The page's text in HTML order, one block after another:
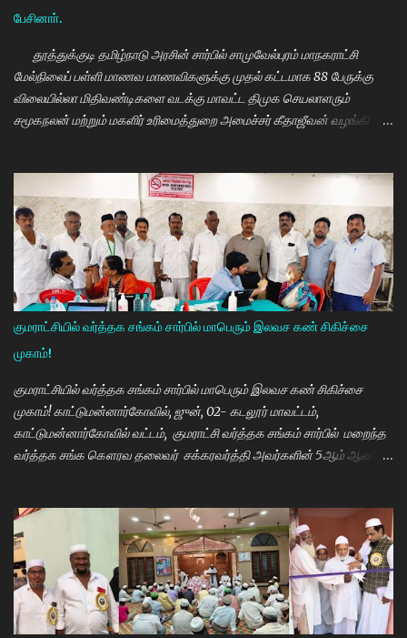
பேசினாா்.
தூத்துக்குடி தமிழ்நாடு அரசின் சார்பில் சாமுவேல்புரம் மாநகராட்சி
மேல்நிலைப் பள்ளி மாணவ மாணவிகளுக்கு முதல் கட்டமாக 88 பேருக்கு
விலையில்லா மிதிவண்டிகளை வடக்கு மாவட்ட திமுக செயலாளரும்
சமூகநலன் மற்றும் மகளிர் உரிமைத்துறை அமைச்சர் கீதாஜீவன் வழங்கி
கல்வியில் சிறந்து விளங்க வேண்டும் என்பதற்காக முதலமைச்சர்
மு.க.ஸ்டாலின் அதிக முயற்சி எடுத்து கல்வியும். மருத்துவமும் எனது இரு
கண்கள் என முதலமைச்சர் கூறி வருகிறார். எத்தனையோ
மாணவியர்களுக்கு கிடைக்காத வாய்ப்பு உங்களுக்கு கிடைத்திருக்கிறது.
முன்பு 8 ம் வகுப்பு அல்லது 10 ம் வகுப்பிலேயே மாணவியர்களின்
பள்ளிப்படிப்பை நிறுத்தும் நிலையை மாற்றி, பெண் குழந்தைகள் கல்லூரி
வரை படிக்க வேண்டும். அவர்களுக்கு உயர்கல்வி மிக அவசியம் என்பதில்
அதிக முயற்சி எடுத்து வருகிறார்கள். உயர்கல்வி படிக்கின்ற
மாணவியர்களுக்கு மாதந்தோறும் ரூ.1000 வழங்கும் புதுமைப்பெண்
திட்டத்தை செயல்படுத்தி வருகிறார். எதிர்கால தலைவர்களான மாணவர்க...
குமராட்சியில் வர்த்தக சங்கம் சார்பில் மாபெரும் இலவச கண் சிகிச்சை
முகாம்!
குமராட்சியில் வர்த்தக சங்கம் சார்பில் மாபெரும் இலவச கண் சிகிச்சை
முகாம்! காட்டுமன்னார்கோவில், ஜுன், 02- கடலூர் மாவட்டம்,
காட்டுமன்னார்கோவில் வட்டம், குமராட்சி வர்த்தக சங்கம் சார்பில் மறைந்த
வர்த்தக சங்க கௌரவ தலைவர் சக்கரவர்த்தி அவர்களின் 5ஆம் ஆண்டு
ஒருங்கிணைப்பாளர் திருவேங்கடம் மற்றும் செவிலியர்கள் தலைமையில்
நடைபெற்றது. நிகழ்ச்சியில் கண் மருத்துவர் இளையராஜா சிறப்பு
அழைப்பாளராக கலந்து கொண்டு குத்துவிளக்கு ஏற்றி நிகழ்ச்சினை
துவங்கி வைத்தார். நிகழ்ச்சிக்கு குமராட்சி வர்த்தக சங்கத் தலைவர்
கே.ஆர்.ஜி. தமிழ்வாணன் முன்னிலை வகித்தார். நிகழ்ச்சியில் செயலாளர்
மணிவண்ணன், ஒருங்கிணைப்பாளர் அப்துல்பாசித் மற்றும் சங்க